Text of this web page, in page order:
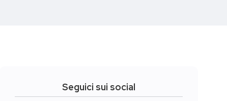
Seguici sui social